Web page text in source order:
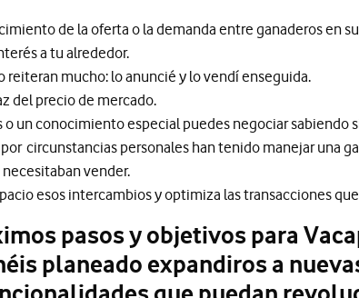
de la oferta o la demanda entre ganaderos en
a tu alrededor.
reiteran mucho: lo anuncié y lo vendí enseguida.
del precio de mercado.
un conocimiento especial puedes negociar sabiendo
circunstancias personales han tenido manejar una
vender.
esos intercambios y optimiza las transacciones
pasos y objetivos para
planeado expandiros a